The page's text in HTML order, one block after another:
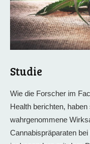
Studie
Wie die Forscher im
Health berichten,
wahrgenommene
Cannabispräparaten